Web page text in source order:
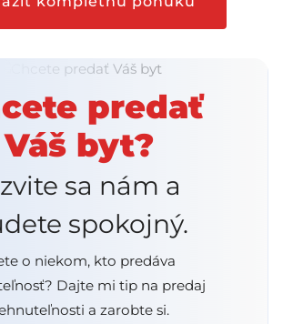
predať
Váš byt?
sa nám a
spokojný.
o niekom, kto predáva
Dajte mi tip na predaj
a zarobte si.